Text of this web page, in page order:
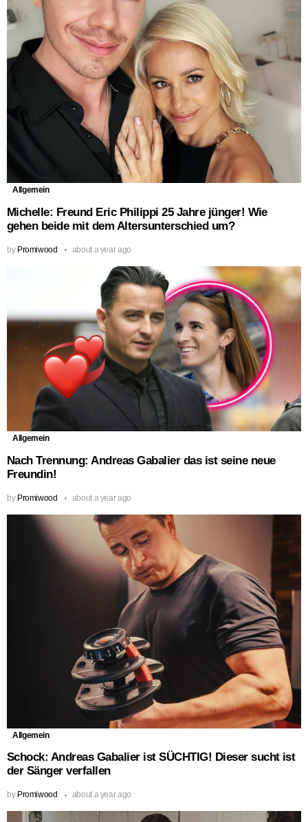
Allgemein
Michelle: Freund Eric Philippi 25 Jahre jünger! Wie
gehen beide mit dem Altersunterschied um?
by Promiwood about a year ago
Allgemein
Nach Trennung: Andreas Gabalier das ist seine neue
Freundin!
by Promiwood about a year ago
Allgemein
Schock: Andreas Gabalier ist SÜCHTIG! Dieser sucht ist
der Sänger verfallen
by Promiwood about a year ago